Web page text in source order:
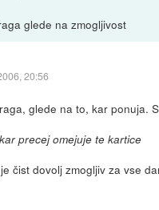
glede na zmogljivost
20:56
glede na to, kar ponuja.
precej omejuje te kartice
čist dovolj zmogljiv za vse